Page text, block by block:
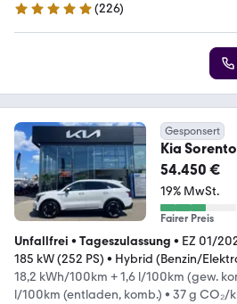
4.9 Sterne
(226)
Gesponsert
Kia
in Hybrid el.
54.450 €
19% MwSt.
Fairer Preis
Unfallfrei • Tageszulassung • EZ 01/
185 kW (252 PS) • Hybrid (Benzin/
18,2 kWh/100km + 1,6 l/100km (gew.
l/100km (entladen, komb.) • 37 g CO₂/